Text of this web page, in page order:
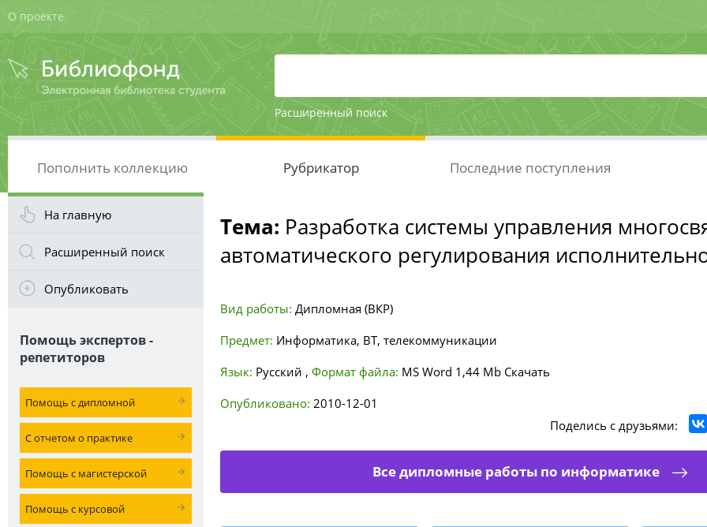
О проекте
Расширенный поиск
Пополнить коллекцию Рубрикатор Последние поступления
На главную
Расширенный поиск
Опубликовать
Помощь экспертов -
репетиторов
Помощь с дипломной
С отчетом о практике
Помощь с магистерской
Помощь с курсовой
Тема: Разработка системы управления
автоматического регулирования
Вид работы: Дипломная (ВКР)
Предмет: Информатика, ВТ, телекоммуникации
Язык: Русский , Формат файла: MS Word 1,44 Mb Скачать
Опубликовано: 2010-12-01
Поделись с друзьями:
Все дипломные работы по информатике